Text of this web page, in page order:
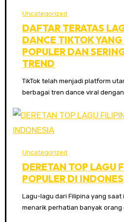
Uncategorized
DAFTAR TERATAS
DANCE TIKTOK
POPULER DAN
TREND
TikTok telah menjadi platform utama yang melahirkan
berbagai tren dance viral
Uncategorized
DERETAN TOP LAGU
POPULER DI
Lagu-lagu dari Filipina yang saat ini sedang viral telah
menarik perhatian banyak orang